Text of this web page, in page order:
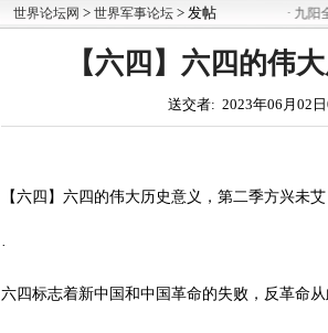
世界论坛网 > 世界军事论坛 > 发帖 九阳全新免清
【六四】六四的伟
送交者: 2023年06月02
【六四】六四的伟大历史意义，第二季方兴未艾
·
六四标志着新中国和中国革命的失败，反革命